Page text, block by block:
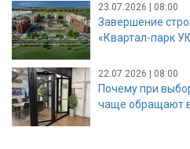
23.07.2026 | 08:00
Завершение
«Квартал-парк
22.07.2026 | 08:00
Почему при
чаще обращают